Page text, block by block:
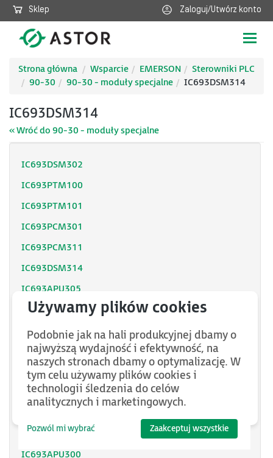
Sklep Zaloguj/Utwórz konto
Strona główna
Wsparcie EMERSON
Sterowniki PLC
90-30
90-30 - moduły specjalne IC693DSM314
IC693DSM314
« Wróć do 90-30 - moduły specjalne
IC693DSM302
IC693PTM100
IC693PTM101
IC693PCM301
IC693PCM311
IC693DSM314
IC693APU305
IC693APU301
IC693APU302
HE693STP301
HE693STP311
HE693STP101
HE693ASC900
IC693APU300
Podobnie jak na hali produkcyjnej dbamy o
najwyższą wydajność i efektywność, na
naszych stronach dbamy o optymalizację. W
tym celu używamy plików cookies i
technologii śledzenia do celów
analitycznych i marketingowych.
Pozwól mi wybrać Zaakceptuj wszystkie